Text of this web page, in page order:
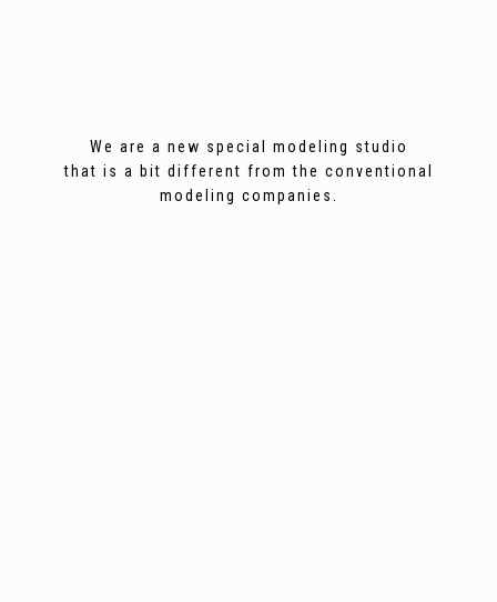
We are a new special modeling studio
that is a bit different from the conventional
modeling companies.